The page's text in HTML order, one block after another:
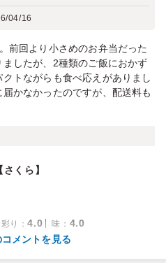
04/16
前回より小さめのお弁当だった
したが、2種類のご飯におかず
トながらも食べ応えがありまし
かなかったのですが、配送料も
くら】
彩り ：4.0 味 ： 4.0
メントを見る